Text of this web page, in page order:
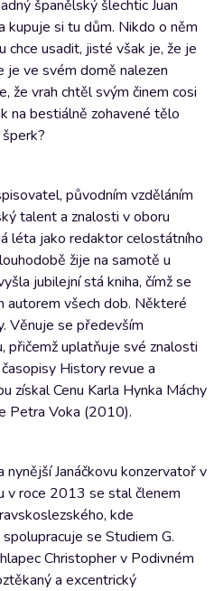
španělský šlechtic Juan
kupuje si tu dům. Nikdo o něm
chce usadit, jisté však je, že je
je ve svém domě nalezen
že vrah chtěl svým činem cosi
na bestiálně zohavené tělo
původním vzděláním
talent a znalosti v oboru
léta jako redaktor celostátního
žije na samotě u
jubilejní stá kniha, čímž se
autorem všech dob. Některé
Věnuje se především
uplatňuje své znalosti
History revue a
získal Cenu Karla Hynka Máchy
Petra Voka (2010).
Janáčkovu konzervatoř v
v roce 2013 se stal členem
kde
se Studiem G.
Christopher v Podivném
a excentrický